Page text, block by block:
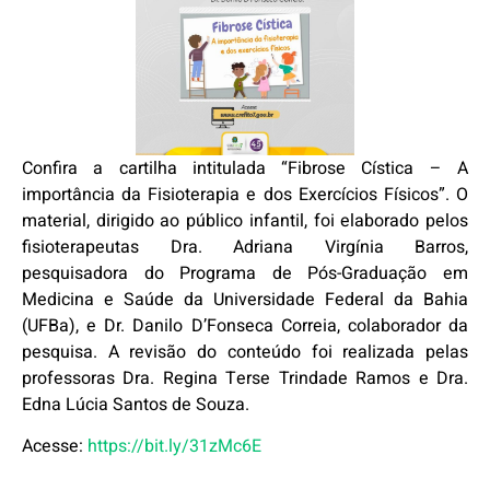
Confira a cartilha intitulada “Fibrose Cística – A
importância da Fisioterapia e dos Exercícios Físicos”. O
material, dirigido ao público infantil, foi elaborado pelos
fisioterapeutas Dra. Adriana Virgínia Barros,
pesquisadora do Programa de Pós-Graduação em
Medicina e Saúde da Universidade Federal da Bahia
(UFBa), e Dr. Danilo D’Fonseca Correia, colaborador da
pesquisa. A revisão do conteúdo foi realizada pelas
professoras Dra. Regina Terse Trindade Ramos e Dra.
Edna Lúcia Santos de Souza.
Acesse: https://bit.ly/31zMc6E